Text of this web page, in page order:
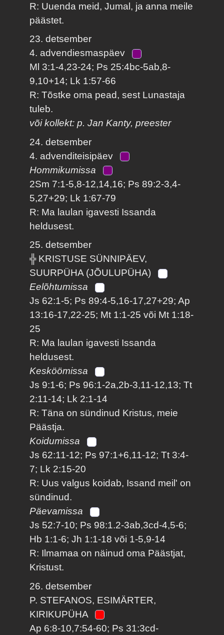
R: Uuenda meid, Jumal, ja anna meile
päästet.
23. detsember
4. advendiesmaspäev
Ml 3:1-4,23-24; Ps 25:4bc-5ab,8-
9,10+14; Lk 1:57-66
R: Tõstke oma pead, sest Lunastaja
tuleb.
või kollekt: p. Jan Kanty, preester
24. detsember
4. advenditeisipäev
Hommikumissa
2Sm 7:1-5,8-12,14,16; Ps 89:2-3,4-
5,27+29; Lk 1:67-79
R: Ma laulan igavesti Issanda
heldusest.
25. detsember
╬ KRISTUSE SÜNNIPÄEV,
SUURPÜHA (JÕULUPÜHA)
Eelõhtumissa
Js 62:1-5; Ps 89:4-5,16-17,27+29; Ap
13:16-17,22-25; Mt 1:1-25 või Mt 1:18-
25
R: Ma laulan igavesti Issanda
heldusest.
Kesköömissa
Js 9:1-6; Ps 96:1-2a,2b-3,11-12,13; Tt
2:11-14; Lk 2:1-14
R: Täna on sündinud Kristus, meie
Päästja.
Koidumissa
Js 62:11-12; Ps 97:1+6,11-12; Tt 3:4-
7; Lk 2:15-20
R: Uus valgus koidab, Issand meil' on
sündinud.
Päevamissa
Js 52:7-10; Ps 98:1.2-3ab,3cd-4,5-6;
Hb 1:1-6; Jh 1:1-18 või 1-5,9-14
R: Ilmamaa on näinud oma Päästjat,
Kristust.
26. detsember
P. STEFANOS, ESIMÄRTER,
KIRIKUPÜHA
Ap 6:8-10,7:54-60; Ps 31:3cd-